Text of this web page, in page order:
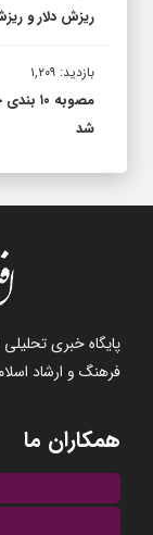
ریزش دلار و
بازدید: ۱,۲۰۹
شد
پایگاه خبری
فرهنگ و ارشاد اسلامی
همکاران ما